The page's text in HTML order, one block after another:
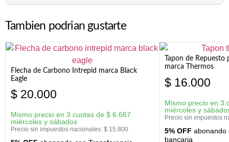
Tambien podrian gustarte
Flecha de Carbono Intrepid marca Black
Eagle
$ 20.000
Mismo precio en 3 cuotas de $ 6.667
miércoles y sábados
Precio sin impuestos nacionales: $ 15.800
Tapon de Repuesto
marca Thermos
$ 16.000
Mismo precio en 3
miércoles y
Precio sin impuestos
5% OFF abonando
bancaria